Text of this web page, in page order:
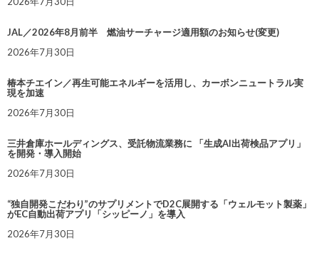
JAL／2026年8月前半 燃油サーチャージ適用額のお知らせ(変更)
2026年7月30日
椿本チエイン／再生可能エネルギーを活用し、カーボンニュートラル実
現を加速
2026年7月30日
三井倉庫ホールディングス、受託物流業務に 「生成AI出荷検品アプリ」
を開発・導入開始
2026年7月30日
“独自開発こだわり”のサプリメントでD2C展開する「ウェルモット製薬」
がEC自動出荷アプリ「シッピーノ」を導入
2026年7月30日